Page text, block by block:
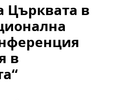
Църквата в
в